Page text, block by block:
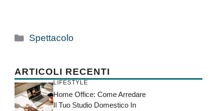
Categorie
Spettacolo
ARTICOLI RECENTI
LIFESTYLE
Home Office: Come Arredare
Il Tuo Studio Domestico In